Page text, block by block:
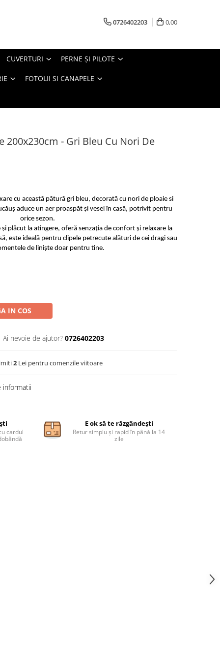
0726402203 0,00
CUVERTURI PERNE ŞI PILOTE
FOTOLII SI CANAPELE
200x230cm - Gri Bleu Cu Nori De
cu această pătură gri bleu, decorată cu nori de ploaie si
aduce un aer proaspăt și vesel în casă, potrivit pentru
orice sezon.
plăcut la atingere, oferă senzația de confort și relaxare la
este ideală pentru clipele petrecute alături de cei dragi sau
de liniște doar pentru tine.
IN COS
Ai nevoie de ajutor? 0726402203
2 Lei pentru comenzile viitoare
informatii
cardul
E ok să te răzgândești
Retur simplu și rapid în până la 14
zile